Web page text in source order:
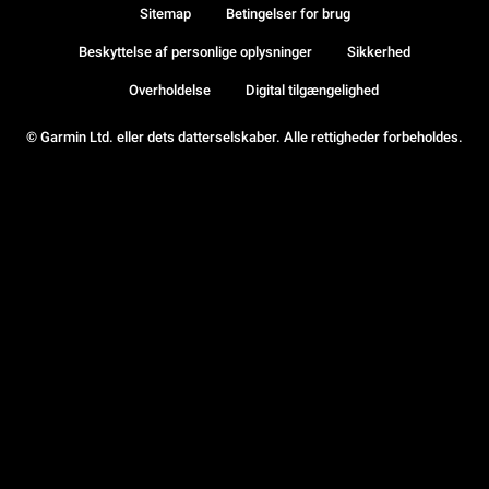
© Garmin Ltd. eller dets datterselskaber. Alle rettigheder forbeholdes.
Sitemap Betingelser for brug
Beskyttelse af personlige oplysninger Sikkerhed
Overholdelse Digital tilgængelighed